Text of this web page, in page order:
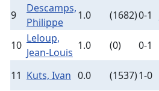
9
Descamps,
Philippe
1.0 (1682)0-1
10
Leloup,
Jean-Louis
1.0 (0) 0-1
11 Kuts, Ivan 0.0 (1537)1-0